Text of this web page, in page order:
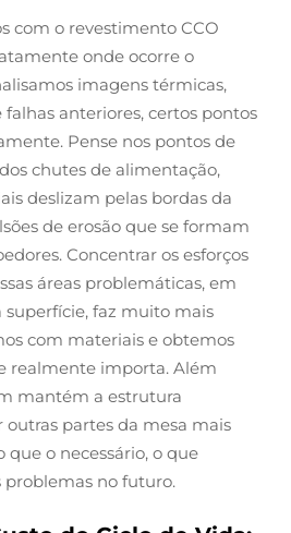
com o revestimento CCO
onde ocorre o
imagens térmicas,
anteriores, certos pontos
Pense nos pontos de
chutes de alimentação,
deslizam pelas bordas da
de erosão que se formam
Concentrar os esforços
áreas problemáticas, em
superfície, faz muito mais
com materiais e obtemos
realmente importa. Além
mantém a estrutura
outras partes da mesa mais
que o necessário, o que
problemas no futuro.